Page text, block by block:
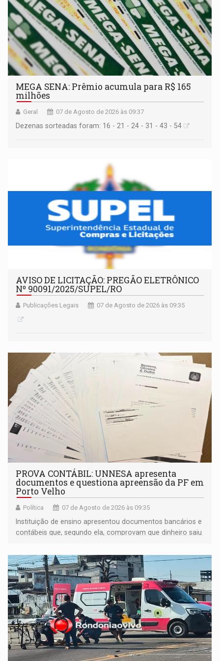
MEGA SENA: Prêmio acumula para R$ 165
milhões
Geral 07 de Agosto de 2026 às 09:37
Dezenas sorteadas foram: 16 - 21 - 24 - 31 - 43 - 54
AVISO DE LICITAÇÃO: PREGÃO ELETRÔNICO
Nº 90091/2025/SUPEL/RO
Publicações Legais 07 de Agosto de 2026 às 09:35
PROVA CONTÁBIL: UNNESA apresenta
documentos e questiona apreensão da PF em
Porto Velho
Política 07 de Agosto de 2026 às 09:35
Instituição de ensino apresentou documentos bancários e
contábeis que, segundo ela, comprovam que dinheiro saiu
apreendido quando já estava dentro da sede da entidade
— em pleno ano eleitoral em Rondônia